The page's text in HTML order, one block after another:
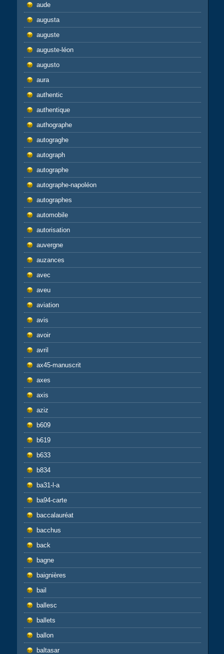
aude
augusta
auguste
auguste-léon
augusto
aura
authentic
authentique
authographe
autograghe
autograph
autographe
autographe-napoléon
autographes
automobile
autorisation
auvergne
auzances
avec
aveu
aviation
avis
avoir
avril
ax45-manuscrit
axes
axis
aziz
b609
b619
b633
b834
ba31-l-a
ba94-carte
baccalauréat
bacchus
back
bagne
baignières
bail
ballesc
ballets
ballon
baltasar